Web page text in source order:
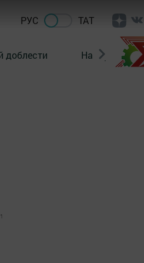
РУС ТАТ
доблести Нацпроекты
1